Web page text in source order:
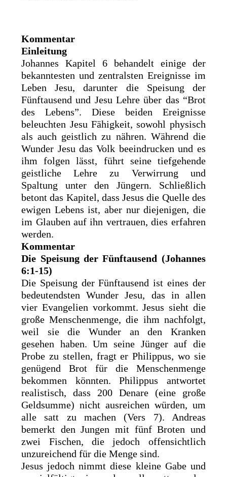
Kommentar
Einleitung
Johannes Kapitel 6 behandelt einige der
bekanntesten und zentralsten Ereignisse im
Leben Jesu, darunter die Speisung der
Fünftausend und Jesu Lehre über das “Brot
des Lebens”. Diese beiden Ereignisse
beleuchten Jesu Fähigkeit, sowohl physisch
als auch geistlich zu nähren. Während die
Wunder Jesu das Volk beeindrucken und es
ihm folgen lässt, führt seine tiefgehende
geistliche Lehre zu Verwirrung und
Spaltung unter den Jüngern. Schließlich
betont das Kapitel, dass Jesus die Quelle des
ewigen Lebens ist, aber nur diejenigen, die
im Glauben auf ihn vertrauen, dies erfahren
werden.
Kommentar
Die Speisung der Fünftausend (Johannes
6:1-15)
Die Speisung der Fünftausend ist eines der
bedeutendsten Wunder Jesu, das in allen
vier Evangelien vorkommt. Jesus sieht die
große Menschenmenge, die ihm nachfolgt,
weil sie die Wunder an den Kranken
gesehen haben. Um seine Jünger auf die
Probe zu stellen, fragt er Philippus, wo sie
genügend Brot für die Menschenmenge
bekommen könnten. Philippus antwortet
realistisch, dass 200 Denare (eine große
Geldsumme) nicht ausreichen würden, um
alle satt zu machen (Vers 7). Andreas
bemerkt den Jungen mit fünf Broten und
zwei Fischen, die jedoch offensichtlich
unzureichend für die Menge sind.
Jesus jedoch nimmt diese kleine Gabe und